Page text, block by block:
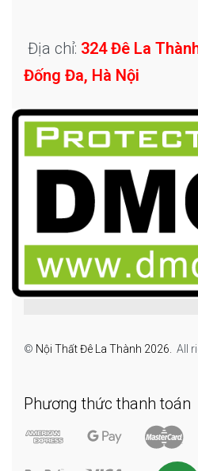
Địa chỉ: 324 Đê La
Đống Đa, Hà Nội
© Nội Thất Đê La Thành 2026. All
Phương thức thanh toán